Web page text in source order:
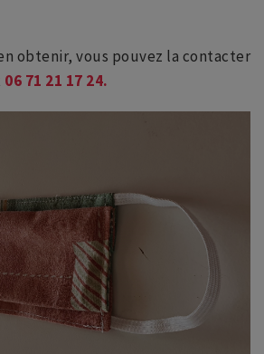
obtenir, vous pouvez la contacter
06 71 21 17 24.